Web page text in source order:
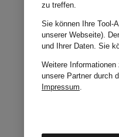
zu treffen.
Sie können Ihre Tool-
unserer Webseite).
und Ihrer Daten. Sie
Weitere Informationen
unsere Partner durch
Impressum.